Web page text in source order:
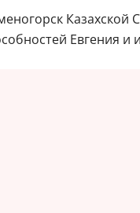
Евгения и